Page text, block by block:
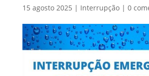
15 agosto 2025 | Interrupção| 0